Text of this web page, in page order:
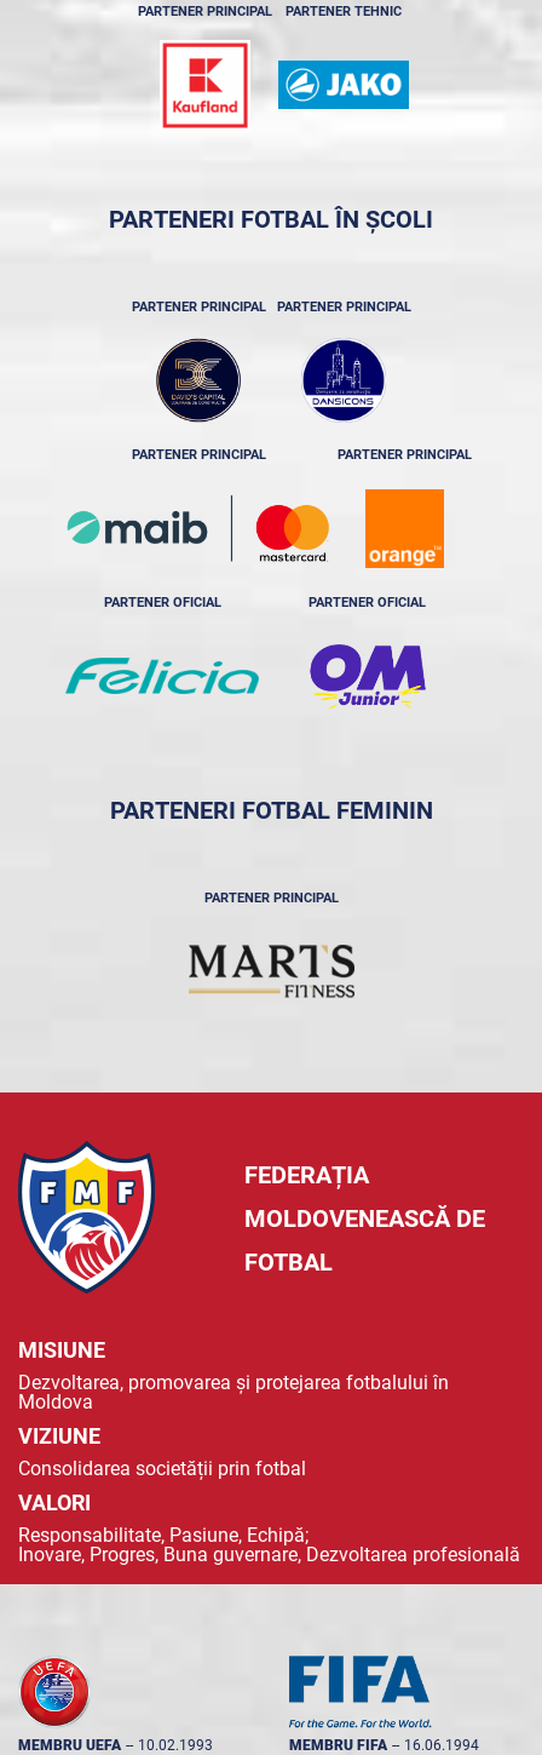
PARTENER PRINCIPAL PARTENER TEHNIC
PARTENERI FOTBAL ÎN ȘCOLI
PARTENER PRINCIPAL PARTENER PRINCIPAL
PARTENER PRINCIPAL PARTENER PRINCIPAL
PARTENER OFICIAL PARTENER OFICIAL
PARTENERI FOTBAL FEMININ
PARTENER PRINCIPAL
FEDERAȚIA
MOLDOVENEASCĂ DE
FOTBAL
MISIUNE
Dezvoltarea, promovarea și protejarea fotbalului în
Moldova
VIZIUNE
Consolidarea societății prin fotbal
VALORI
Responsabilitate, Pasiune, Echipă;
Inovare, Progres, Buna guvernare, Dezvoltarea profesională
MEMBRU UEFA -- 10.02.1993 MEMBRU FIFA -- 16.06.1994